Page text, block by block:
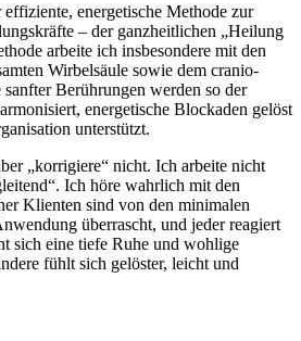
energetische Methode zur
– der ganzheitlichen „Heilung
arbeite ich insbesondere mit den
Wirbelsäule sowie dem cranio-
Berührungen werden so der
energetische Blockaden gelöst
unterstützt.
„korrigiere“ nicht. Ich arbeite nicht
Ich höre wahrlich mit den
Klienten sind von den minimalen
überrascht, und jeder reagiert
sich eine tiefe Ruhe und wohlige
fühlt sich gelöster, leicht und